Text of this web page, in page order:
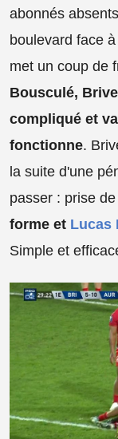
abonnés
boulevard face
met un coup de
Bousculé,
compliqué et
fonctionne.
la suite d'une
passer : prise
forme et Lucas
Simple et